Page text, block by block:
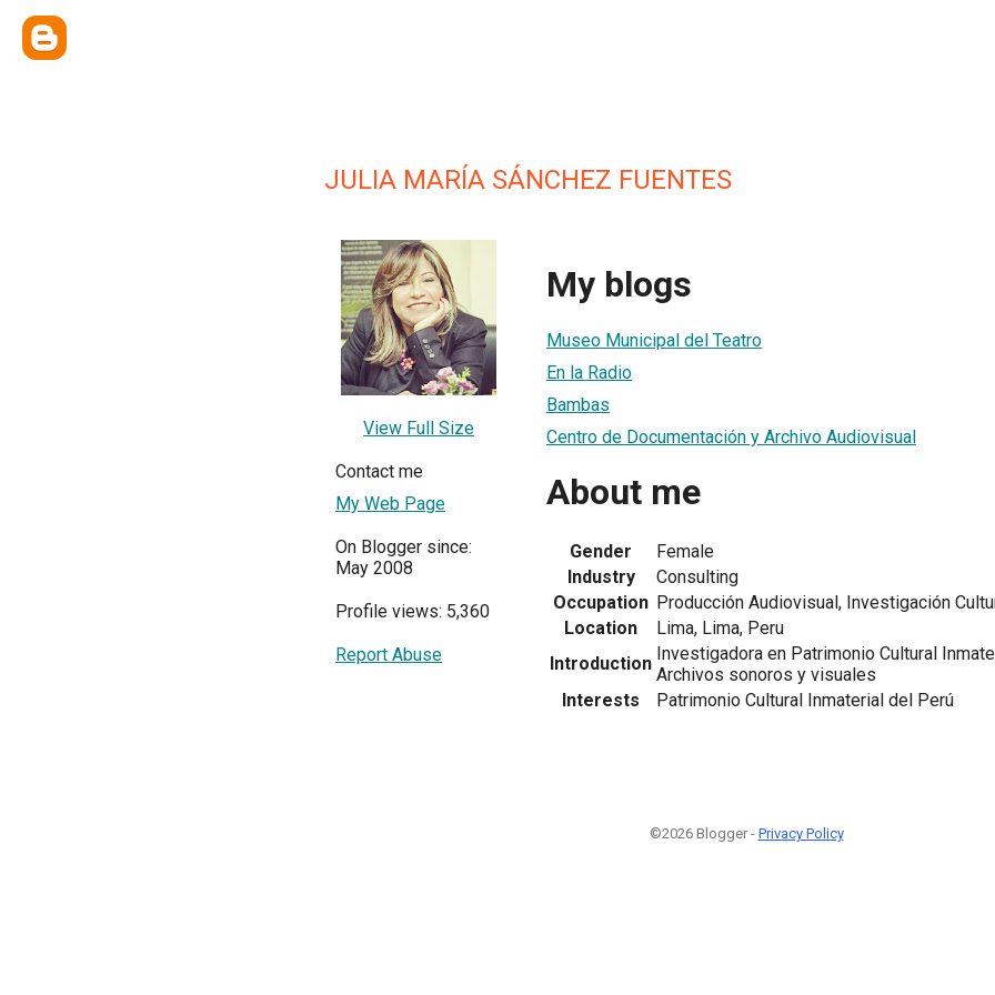
JULIA MARÍA SÁNCHEZ FUENTES
View Full Size
Contact me
My Web Page
On Blogger since:
May 2008
Profile views: 5,360
Report Abuse
My blogs
Museo Municipal del Teatro
En la Radio
Bambas
Centro de Documentación y Archivo Audiovisual
About me
Gender
Female
Industry
Consulting
Occupation Producción Audiovisual, Investigación
Location
Lima, Lima, Peru
Introduction Investigadora en Patrimonio Cultural
Archivos sonoros y visuales
Interests
Patrimonio Cultural Inmaterial del Perú
©2026 Blogger - Privacy Policy